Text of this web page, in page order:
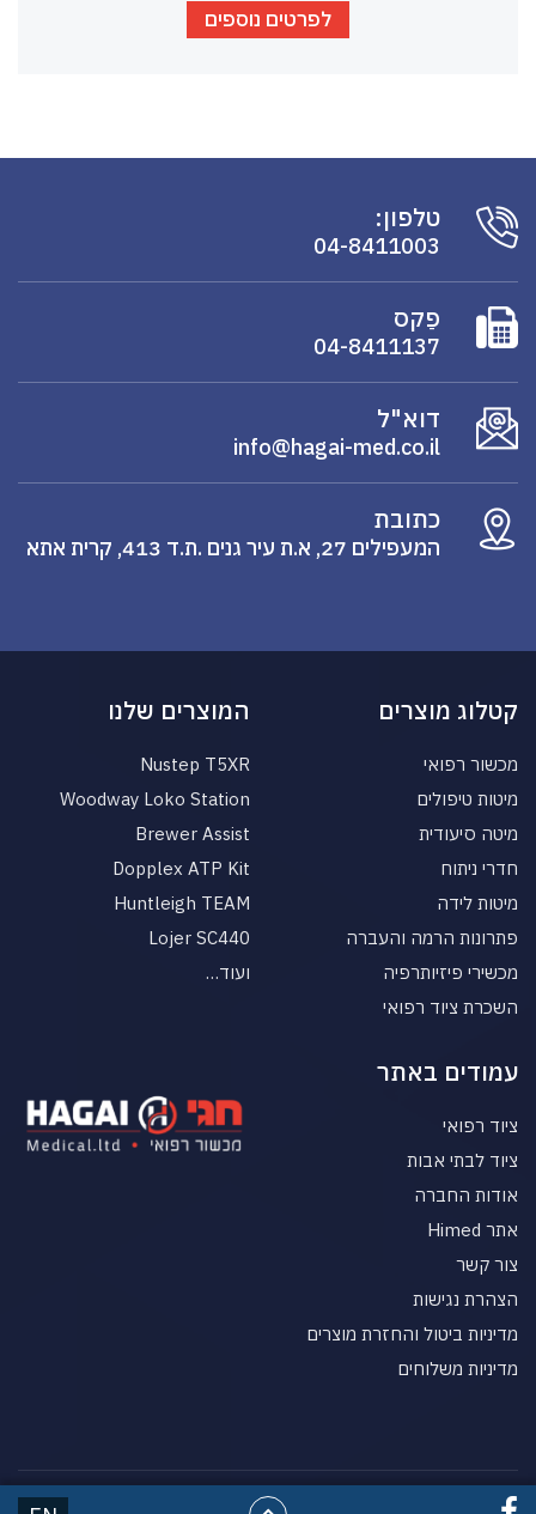
לפרטים נוספים
טלפון:
04-8411003
פַקס
04-8411137
דוא"ל
info@hagai-med.co.il
כתובת
המעפילים 27, א.ת עיר גנים .ת.ד 413, קרית אתא
קטלוג מוצרים
מכשור רפואי
מיטות טיפולים
מיטה סיעודית
חדרי ניתוח
מיטות לידה
פתרונות הרמה והעברה
מכשירי פיזיותרפיה
השכרת ציוד רפואי
המוצרים שלנו
Nustep T5XR
Woodway Loko Station
Brewer Assist
Dopplex ATP Kit
Huntleigh TEAM
Lojer SC440
ועוד…
עמודים באתר
ציוד רפואי
ציוד לבתי אבות
אודות החברה
אתר Himed
צור קשר
הצהרת נגישות
מדיניות ביטול והחזרת מוצרים
מדיניות משלוחים
© כל הזכויות שמורות HgaiMed מכשור רפואי